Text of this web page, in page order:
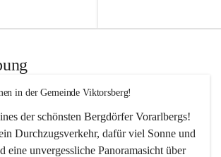
in der Gemeinde Viktorsberg!
der schönsten Bergdörfer Vorarlbergs!
Durchzugsverkehr, dafür viel Sonne und
eine unvergessliche Panoramasicht über